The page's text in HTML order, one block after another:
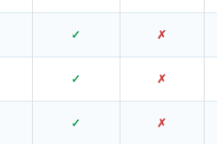
✗
✓
✗
✓
✗
✓